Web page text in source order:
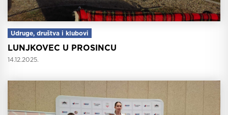
Udruge, društva i klubovi
LUNJKOVEC U PROSINCU
14.12.2025.